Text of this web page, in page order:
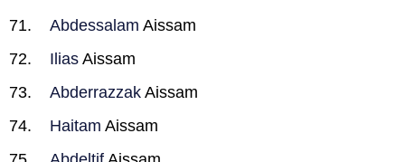
Abdessalam Aissam
Ilias Aissam
Abderrazzak Aissam
Haitam Aissam